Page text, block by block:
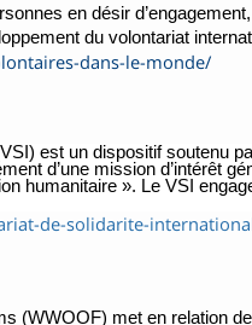
en désir
du volontariat
dans-le-monde/
est un dispositif soutenu
d’une mission d’intérêt
humanitaire ». Le VSI
de-solidarite-
(WWOOF) met en relation